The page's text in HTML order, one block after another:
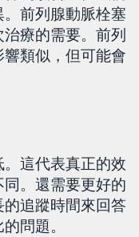
前列腺動脈栓塞
療的需要。前列
類似，但可能會
這代表真正的效
。還需要更好的
追蹤時間來回答
問題。